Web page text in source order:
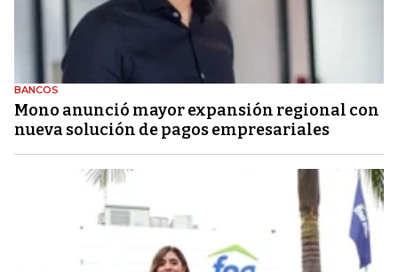
BANCOS
Mono anunció mayor expansión regional con
nueva solución de pagos empresariales